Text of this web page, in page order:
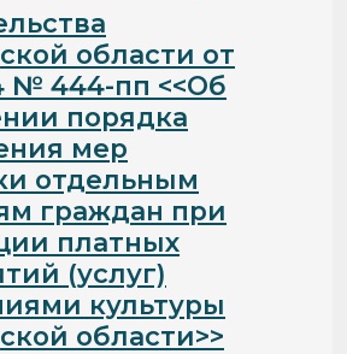
области от
№ 444-пп <<Об
порядка
мер
отдельным
граждан при
платных
(услуг)
культуры
области>>